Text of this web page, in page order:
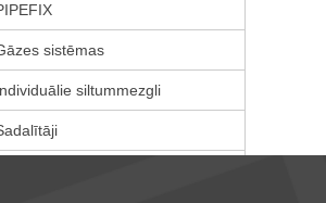
sistēmas
siltummezgli